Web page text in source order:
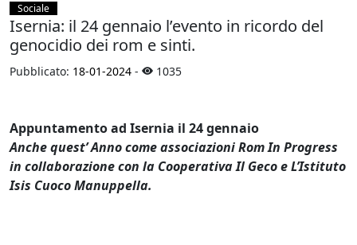
Sociale
Isernia: il 24 gennaio l’evento in ricordo del
genocidio dei rom e sinti.
Pubblicato: 18-01-2024 - 1035
Appuntamento ad Isernia il 24 gennaio
Anche quest’ Anno come associazioni Rom In Progress
in collaborazione con la Cooperativa Il Geco e L’Istituto
Isis Cuoco Manuppella.